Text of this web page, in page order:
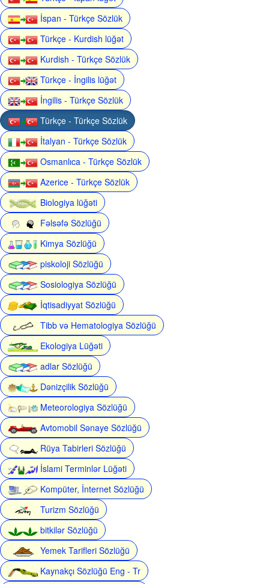
İspan - Türkçe Sözlük
Türkçe - Kurdish lüğət
Kurdish - Türkçe Sözlük
Türkçe - İngilis lüğət
İngilis - Türkçe Sözlük
Türkçe - Türkçe Sözlük
İtalyan - Türkçe Sözlük
Osmanlıca - Türkçe Sözlük
Azerice - Türkçe Sözlük
Biologiya lüğəti
Fəlsəfə Sözlüğü
Kimya Sözlüğü
piskoloji Sözlüğü
Sosiologiya Sözlüğü
İqtisadiyyat Sözlüğü
Tibb və Hematologiya Sözlüğü
Ekologiya Lüğəti
adlar Sözlüğü
Dənizçilik Sözlüğü
Meteorologiya Sözlüğü
Avtomobil Sənaye Sözlüğü
Rüya Tabirleri Sözlüğü
İslami Terminlər Lüğəti
Kompüter, İnternet Sözlüğü
Turizm Sözlüğü
bitkilər Sözlüğü
Yemek Tarifleri Sözlüğü
Kaynakçı Sözlüğü Eng - Tr